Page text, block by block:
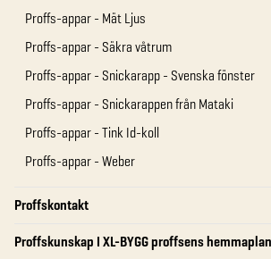
Proffs-appar - Mät Ljus
Proffs-appar - Säkra våtrum
Proffs-appar - Snickarapp - Svenska fönster
Proffs-appar - Snickarappen från Mataki
Proffs-appar - Tink Id-koll
Proffs-appar - Weber
Proffskontakt
Proffskunskap I XL-BYGG proffsens hemmaplan